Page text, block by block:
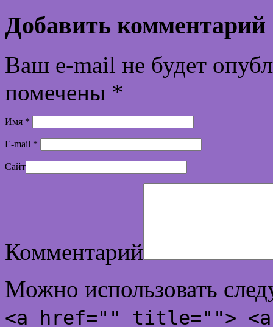
Добавить комментарий
Ваш e-mail не будет
помечены *
Имя *
E-mail *
Сайт
Комментарий
Можно использовать
<a href="" title="">